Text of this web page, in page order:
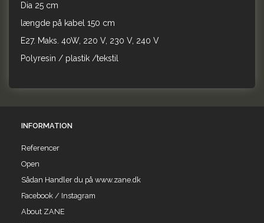
Dia 25 cm
længde på kabel 150 cm
E27. Maks. 40W, 220 V, 230 V, 240 V
Polyresin / plastik /tekstil
INFORMATION
Referencer
Open
Sådan Handler du på www.zane.dk
Facebook / Instagram
About ZANE